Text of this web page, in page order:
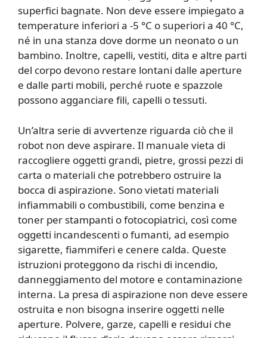
superfici bagnate. Non deve essere impiegato a
temperature inferiori a -5 °C o superiori a 40 °C,
né in una stanza dove dorme un neonato o un
bambino. Inoltre, capelli, vestiti, dita e altre parti
del corpo devono restare lontani dalle aperture
e dalle parti mobili, perché ruote e spazzole
possono agganciare fili, capelli o tessuti.
Un’altra serie di avvertenze riguarda ciò che il
robot non deve aspirare. Il manuale vieta di
raccogliere oggetti grandi, pietre, grossi pezzi di
carta o materiali che potrebbero ostruire la
bocca di aspirazione. Sono vietati materiali
infiammabili o combustibili, come benzina e
toner per stampanti o fotocopiatrici, così come
oggetti incandescenti o fumanti, ad esempio
sigarette, fiammiferi e cenere calda. Queste
istruzioni proteggono da rischi di incendio,
danneggiamento del motore e contaminazione
interna. La presa di aspirazione non deve essere
ostruita e non bisogna inserire oggetti nelle
aperture. Polvere, garze, capelli e residui che